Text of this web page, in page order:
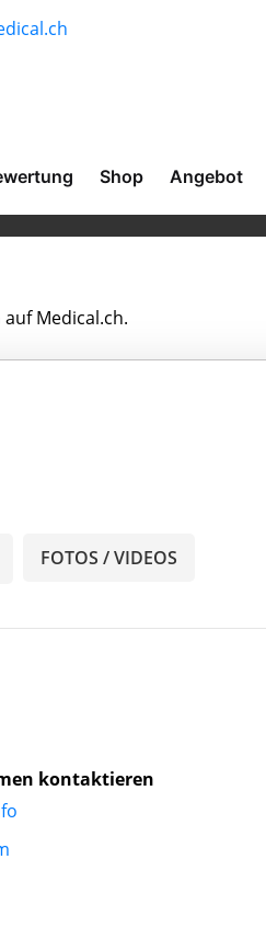
Shop Angebot
Medical.ch.
FOTOS / VIDEOS
kontaktieren